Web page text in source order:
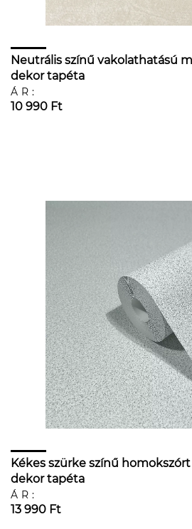
Neutrális színű vakolathatású
dekor tapéta
ÁR:
10 990 Ft
Kékes szürke színű
dekor tapéta
ÁR:
13 990 Ft